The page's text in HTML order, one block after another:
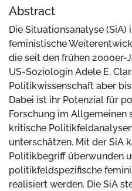
Abstract
Die Situationsanalyse
feministische
die seit den frühen 2000er-
US-Soziologin Adele E.
Politikwissenschaft aber
Dabei ist ihr Potenzial für
Forschung im Allgemeinen
kritische
unterschätzen. Mit der SiA
Politikbegriff überwunden
politikfeldspezifische
realisiert werden. Die SiA